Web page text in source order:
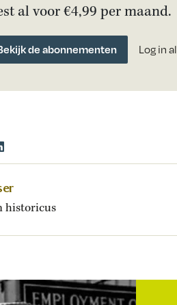
al voor €4,99 per maand.
de abonnementen Log in
historicus